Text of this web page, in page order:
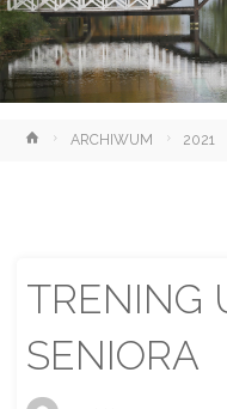
StronaARCHIWUM 2021
TRENING
SENIORA